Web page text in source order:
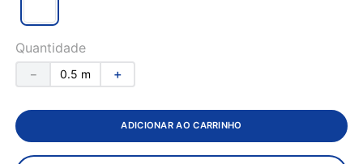
Quantidade
＋
－
ADICIONAR AO CARRINHO